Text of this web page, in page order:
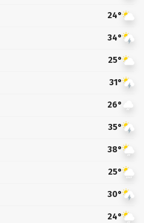
24°
34°
25°
31°
26°
35°
38°
25°
30°
24°